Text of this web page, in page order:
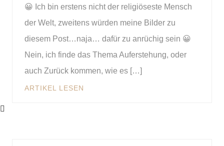
😀 Ich bin erstens nicht der religiöseste Mensch
der Welt, zweitens würden meine Bilder zu
diesem Post…naja… dafür zu anrüchig sein 😀
Nein, ich finde das Thema Auferstehung, oder
auch Zurück kommen, wie es […]
ARTIKEL LESEN